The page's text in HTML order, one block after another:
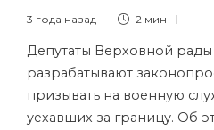
3 года назад 2 мин
Депутаты Верховной
разрабатывают
призывать на военную
уехавших за границу. Об